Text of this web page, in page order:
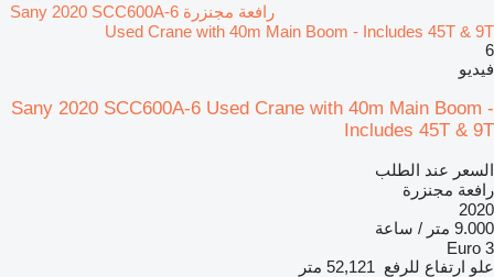
رافعة مجنزرة Sany 2020 SCC600A-6
Used Crane with 40m Main Boom - Includes 45T & 9T
6
فيديو
Sany 2020 SCC600A-6 Used Crane with 40m Main Boom -
Includes 45T & 9T
السعر عند الطلب
رافعة مجنزرة
2020
9.000 متر / ساعة
Euro 3
علو ارتفاع للرفع 52,121 متر